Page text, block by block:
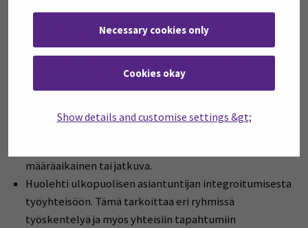
Necessary cookies only
Cookies okay
Show details and customise settings &gt;
asiakkuuksista korulauseiden sijaan.
asioiden edistämiseen. Kehittämistä ei voi ulkoistaa
asiantuntijalle 100%.
Pienemmät, paikalliset toimijat ovat sitoutuneita ja
heiltä saa yksilöidympää palvelua. 100% hyviä
määräaikainen tai jatkuva.
Huolehti ulkopuolisen asiantuntijan integroitumisesta
työyhteisöön. Tämä tarkoittaa eri ryhmissä
työskentelyä ja myös yhteisiin tapahtumiin